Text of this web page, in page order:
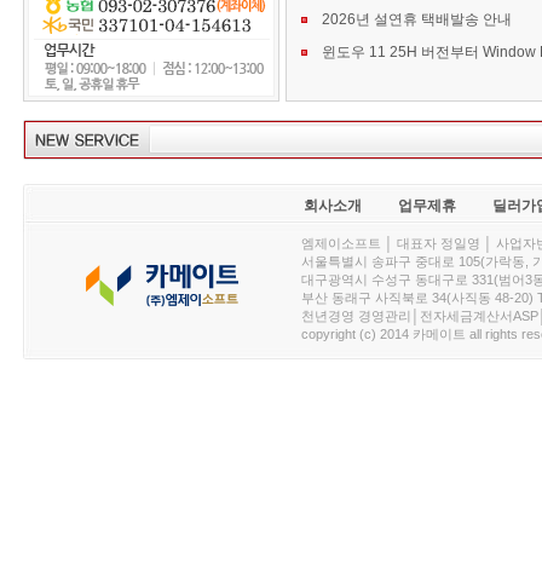
2026년 설연휴 택배발송 안내
회사소개 업무제휴 딜러가
엠제이소프트 │ 대표자 정일영 │ 사업
서울특별시 송파구 중대로 105(가락동,
대구광역시 수성구 동대구로 331(범어3
부산 동래구 사직북로 34(사직동 48-20)
천년경영 경영관리│전자세금계산서
copyright (c) 2014 카메이트 all rights